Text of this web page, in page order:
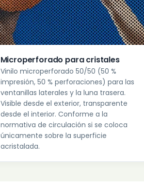
Microperforado para cristales
Vinilo microperforado 50/50 (50 %
impresión, 50 % perforaciones) para las
ventanillas laterales y la luna trasera.
Visible desde el exterior, transparente
desde el interior. Conforme a la
normativa de circulación si se coloca
únicamente sobre la superficie
acristalada.